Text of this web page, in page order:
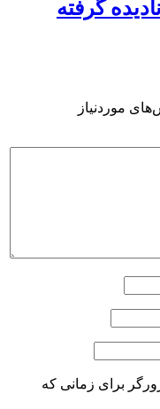
گرفته
موردنیاز
برای زمانی که